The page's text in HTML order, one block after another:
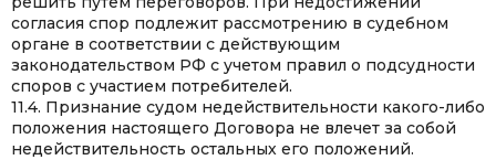
согласия спор подлежит рассмотрению в судебном
органе в соответствии с действующим
законодательством РФ с учетом правил о подсудности
споров с участием потребителей.
11.4. Признание судом недействительности какого-либо
положения настоящего Договора не влечет за собой
недействительность остальных его положений.